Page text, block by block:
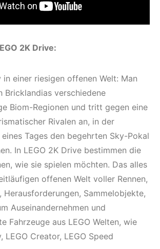
2K Drive:
in einer riesigen offenen Welt: Man
Bricklandias verschiedene
Biom-Regionen und tritt gegen eine
Rivalen an, in der
Tages den begehrten Sky-Pokal
In LEGO 2K Drive bestimmen die
wie sie spielen möchten. Das alles
offenen Welt voller Rennen,
Herausforderungen, Sammelobjekte,
Auseinandernehmen und
Fahrzeuge aus LEGO Welten, wie
LEGO Creator, LEGO Speed